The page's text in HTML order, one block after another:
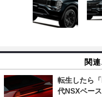
関
転生したら
代NSXベー